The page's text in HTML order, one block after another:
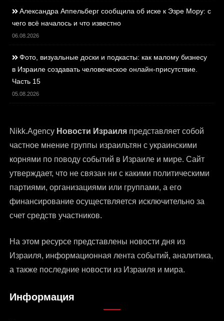
Александра Аппельберг сообщила об иске к Эзре Мору: с
чего всё началось и что известно
06.08.2026
Фото, визуальные доски и подкасты: как малому бизнесу
в Израиле создавать человеческое онлайн-присутствие.
Часть 15
05.08.2026
Nikk.Agency Новости Израиля представляет собой
частное мнение группы израильтян с украинскими
корнями по поводу событий в Израиле и мире. Сайт
утверждает, что не связан ни с какими политическими
партиями, организациями или группами, а его
финансирование осуществляется исключительно за
счет средств участников.
На этом ресурсе представлены новости дня из
Израиля, информационная лента событий, аналитика,
а также последние новости из Израиля и мира.
Информация